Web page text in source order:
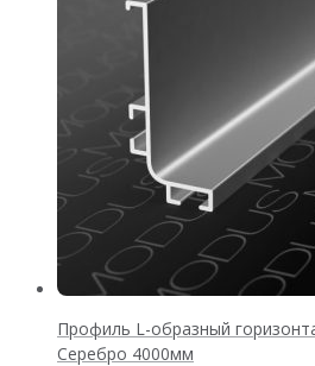
Профиль L-образный
Серебро 4000мм